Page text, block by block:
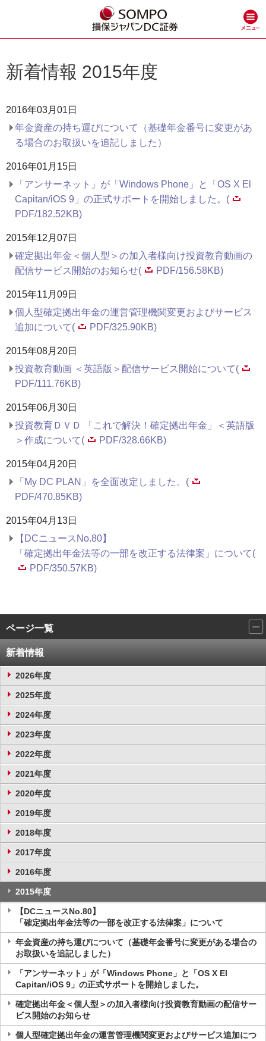
新着情報 2015年度
2016年03月01日
年金資産の持ち運びについて（基礎年金番号に変更があ
る場合のお取扱いを追記しました）
2016年01月15日
「アンサーネット」が「Windows Phone」と「OS X El
Capitan/iOS 9」の正式サポートを開始しました。(
PDF/182.52KB)
2015年12月07日
確定拠出年金＜個人型＞の加入者様向け投資教育動画の
配信サービス開始のお知らせ(
PDF/156.58KB)
2015年11月09日
個人型確定拠出年金の運営管理機関変更およびサービス
追加について(
PDF/325.90KB)
2015年08月20日
投資教育動画 ＜英語版＞配信サービス開始について(
PDF/111.76KB)
2015年06月30日
投資教育ＤＶＤ 「これで解決！確定拠出年金」＜英語版
＞作成について(
PDF/328.66KB)
2015年04月20日
「My DC PLAN」を全面改定しました。(
PDF/470.85KB)
2015年04月13日
【DCニュースNo.80】
「確定拠出年金法等の一部を改正する法律案」について(
PDF/350.57KB)
ページ一覧
新着情報
2026年度
2025年度
2024年度
2023年度
2022年度
2021年度
2020年度
2019年度
2018年度
2017年度
2016年度
2015年度
【DCニュースNo.80】
「確定拠出年金法等の一部を改正する法律案」について
年金資産の持ち運びについて（基礎年金番号に変更がある場合の
お取扱いを追記しました）
「アンサーネット」が「Windows Phone」と「OS X El
Capitan/iOS 9」の正式サポートを開始しました。
確定拠出年金＜個人型＞の加入者様向け投資教育動画の配信サー
ビス開始のお知らせ
個人型確定拠出年金の運営管理機関変更およびサービス追加につ